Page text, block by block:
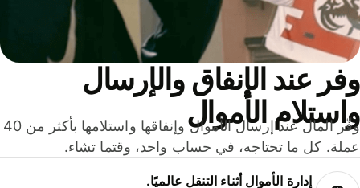
عند الإنفاق والإرسال
الأموال
وفّر المال عند إرسال الأموال وإنفاقها واستلامها بأكثر من 40
كل ما تحتاجه، في حساب واحد، وقتما تشاء.
إدارة الأموال أثناء التنقل عالميًا.